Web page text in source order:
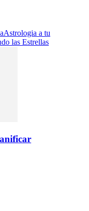
Astrologia a tu
las Estrellas